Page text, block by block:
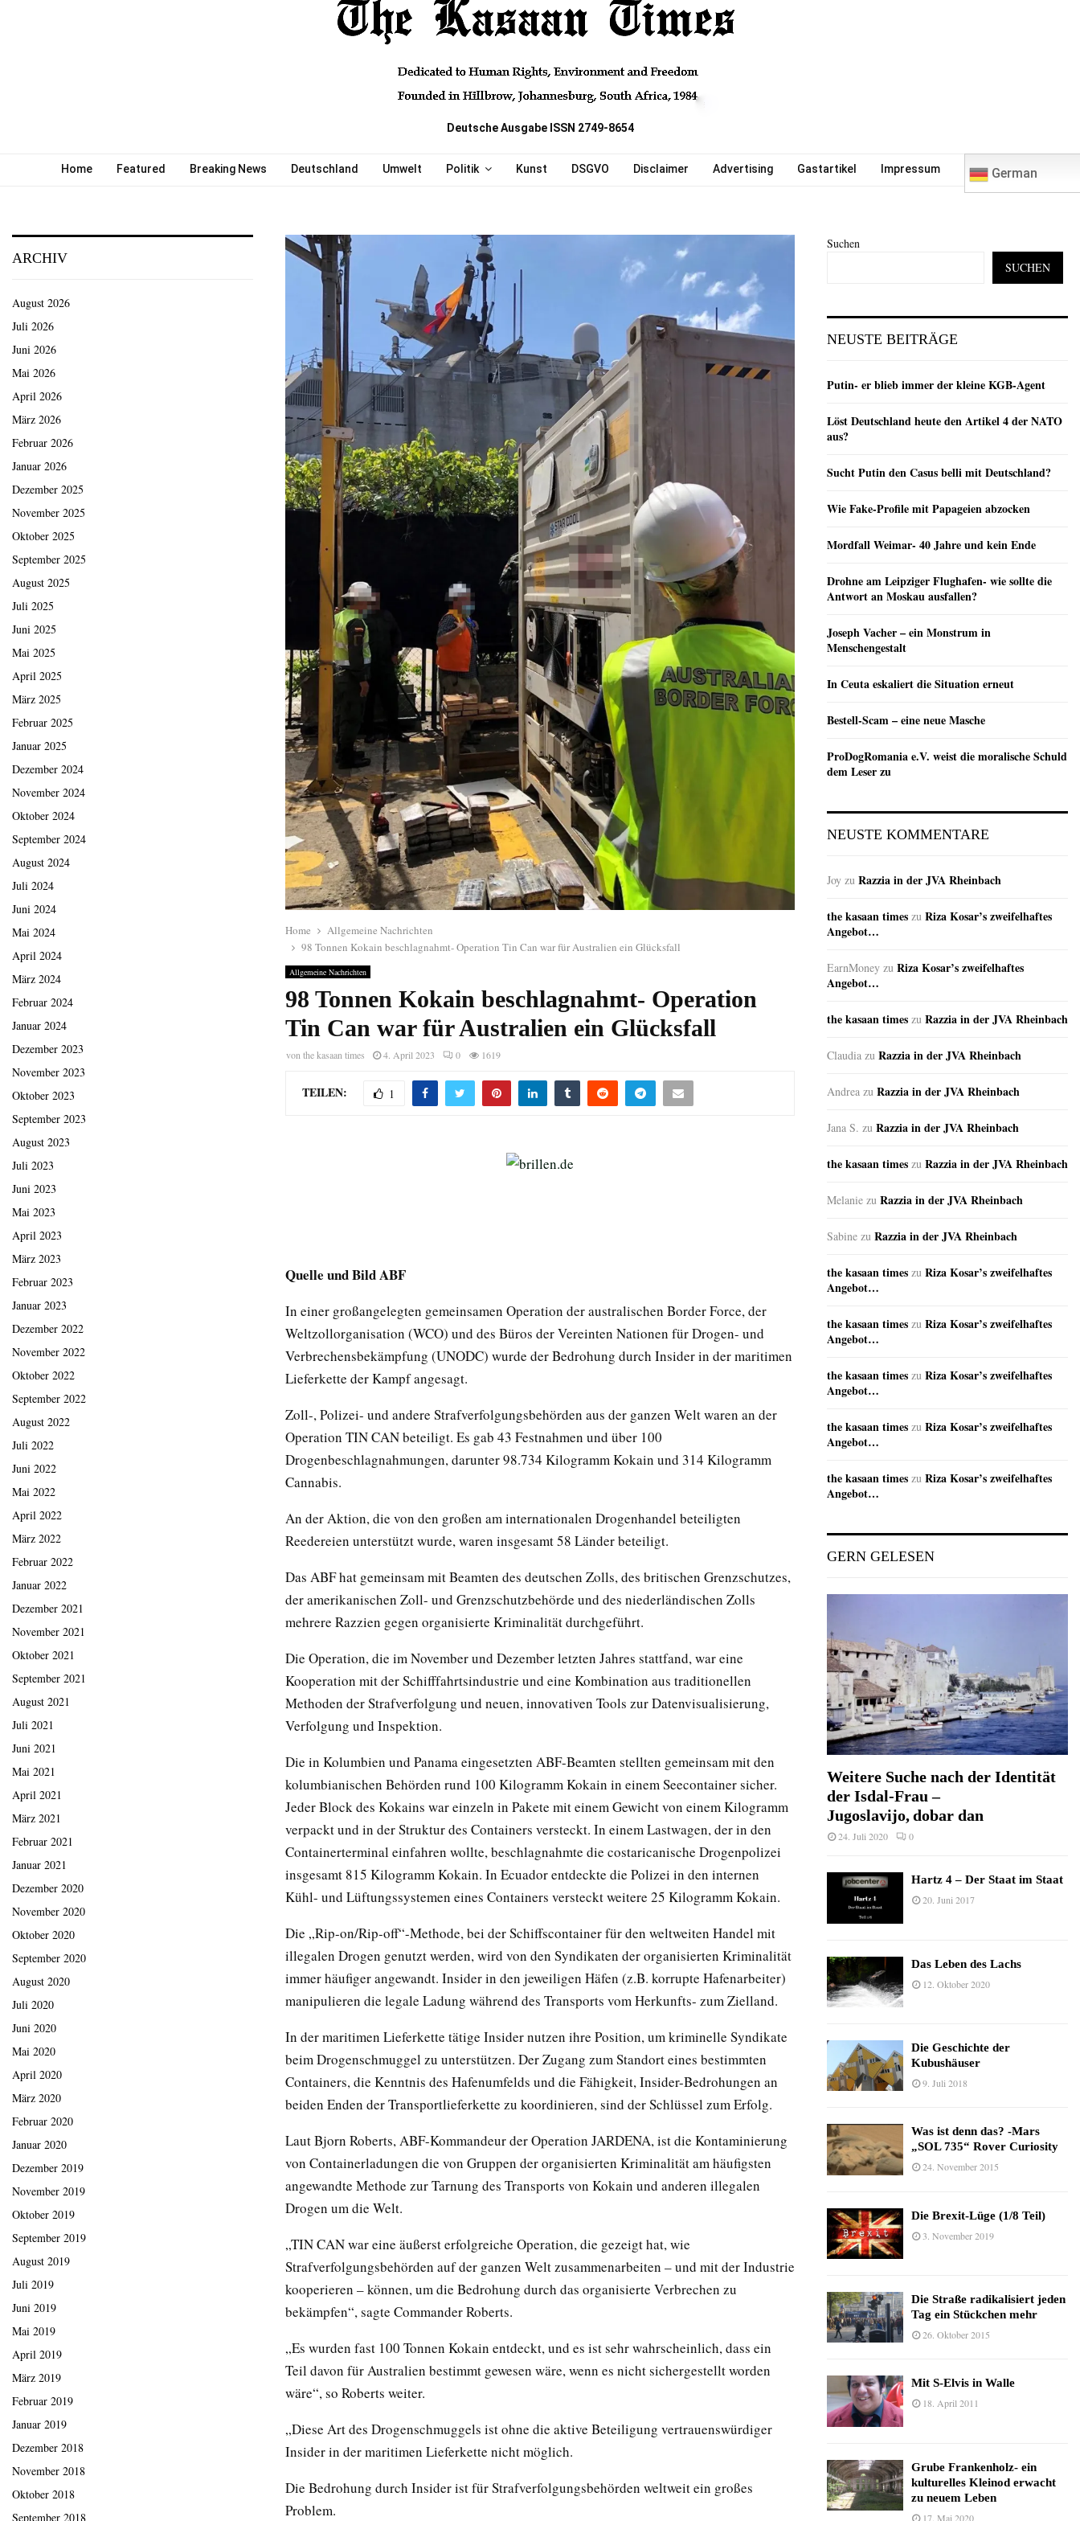
Deutsche Ausgabe ISSN 2749-8654
Home Featured Breaking News Deutschland Umwelt Politik Kunst DSGVO Disclaimer Advertising Gastartikel Impressum German
Home
Allgemeine Nachrichten
98 Tonnen Kokain beschlagnahmt- Operation Tin Can war für Australien ein Glücksfall
Allgemeine Nachrichten
98 Tonnen Kokain beschlagnahmt- Operation
Tin Can war für Australien ein Glücksfall
vonthe kasaan times 4. April 2023 0 1619
TEILEN: 1
Quelle und Bild ABF
In einer großangelegten gemeinsamen Operation der australischen Border Force, der
Weltzollorganisation (WCO) und des Büros der Vereinten Nationen für Drogen- und
Verbrechensbekämpfung (UNODC) wurde der Bedrohung durch Insider in der maritimen
Lieferkette der Kampf angesagt.
Zoll-, Polizei- und andere Strafverfolgungsbehörden aus der ganzen Welt waren an der
Operation TIN CAN beteiligt. Es gab 43 Festnahmen und über 100
Drogenbeschlagnahmungen, darunter 98.734 Kilogramm Kokain und 314 Kilogramm
Cannabis.
An der Aktion, die von den großen am internationalen Drogenhandel beteiligten
Reedereien unterstützt wurde, waren insgesamt 58 Länder beteiligt.
Das ABF hat gemeinsam mit Beamten des deutschen Zolls, des britischen Grenzschutzes,
der amerikanischen Zoll- und Grenzschutzbehörde und des niederländischen Zolls
mehrere Razzien gegen organisierte Kriminalität durchgeführt.
Die Operation, die im November und Dezember letzten Jahres stattfand, war eine
Kooperation mit der Schifffahrtsindustrie und eine Kombination aus traditionellen
Methoden der Strafverfolgung und neuen, innovativen Tools zur Datenvisualisierung,
Verfolgung und Inspektion.
Die in Kolumbien und Panama eingesetzten ABF-Beamten stellten gemeinsam mit den
kolumbianischen Behörden rund 100 Kilogramm Kokain in einem Seecontainer sicher.
Jeder Block des Kokains war einzeln in Pakete mit einem Gewicht von einem Kilogramm
verpackt und in der Struktur des Containers versteckt. In einem Lastwagen, der in den
Containerterminal einfahren wollte, beschlagnahmte die costaricanische Drogenpolizei
insgesamt 815 Kilogramm Kokain. In Ecuador entdeckte die Polizei in den internen
Kühl- und Lüftungssystemen eines Containers versteckt weitere 25 Kilogramm Kokain.
Die „Rip-on/Rip-off“-Methode, bei der Schiffscontainer für den weltweiten Handel mit
illegalen Drogen genutzt werden, wird von den Syndikaten der organisierten Kriminalität
immer häufiger angewandt. Insider in den jeweiligen Häfen (z.B. korrupte Hafenarbeiter)
manipulieren die legale Ladung während des Transports vom Herkunfts- zum Zielland.
In der maritimen Lieferkette tätige Insider nutzen ihre Position, um kriminelle Syndikate
beim Drogenschmuggel zu unterstützen. Der Zugang zum Standort eines bestimmten
Containers, die Kenntnis des Hafenumfelds und die Fähigkeit, Insider-Bedrohungen an
beiden Enden der Transportlieferkette zu koordinieren, sind der Schlüssel zum Erfolg.
Laut Bjorn Roberts, ABF-Kommandeur der Operation JARDENA, ist die Kontaminierung
von Containerladungen die von Gruppen der organisierten Kriminalität am häufigsten
angewandte Methode zur Tarnung des Transports von Kokain und anderen illegalen
Drogen um die Welt.
„TIN CAN war eine äußerst erfolgreiche Operation, die gezeigt hat, wie
Strafverfolgungsbehörden auf der ganzen Welt zusammenarbeiten – und mit der Industrie
kooperieren – können, um die Bedrohung durch das organisierte Verbrechen zu
bekämpfen“, sagte Commander Roberts.
„Es wurden fast 100 Tonnen Kokain entdeckt, und es ist sehr wahrscheinlich, dass ein
Teil davon für Australien bestimmt gewesen wäre, wenn es nicht sichergestellt worden
wäre“, so Roberts weiter.
„Diese Art des Drogenschmuggels ist ohne die aktive Beteiligung vertrauenswürdiger
Insider in der maritimen Lieferkette nicht möglich.
Die Bedrohung durch Insider ist für Strafverfolgungsbehörden weltweit ein großes
Problem.
ARCHIV
August 2026
Juli 2026
Juni 2026
Mai 2026
April 2026
März 2026
Februar 2026
Januar 2026
Dezember 2025
November 2025
Oktober 2025
September 2025
August 2025
Juli 2025
Juni 2025
Mai 2025
April 2025
März 2025
Februar 2025
Januar 2025
Dezember 2024
November 2024
Oktober 2024
September 2024
August 2024
Juli 2024
Juni 2024
Mai 2024
April 2024
März 2024
Februar 2024
Januar 2024
Dezember 2023
November 2023
Oktober 2023
September 2023
August 2023
Juli 2023
Juni 2023
Mai 2023
April 2023
März 2023
Februar 2023
Januar 2023
Dezember 2022
November 2022
Oktober 2022
September 2022
August 2022
Juli 2022
Juni 2022
Mai 2022
April 2022
März 2022
Februar 2022
Januar 2022
Dezember 2021
November 2021
Oktober 2021
September 2021
August 2021
Juli 2021
Juni 2021
Mai 2021
April 2021
März 2021
Februar 2021
Januar 2021
Dezember 2020
November 2020
Oktober 2020
September 2020
August 2020
Juli 2020
Juni 2020
Mai 2020
April 2020
März 2020
Februar 2020
Januar 2020
Dezember 2019
November 2019
Oktober 2019
September 2019
August 2019
Juli 2019
Juni 2019
Mai 2019
April 2019
März 2019
Februar 2019
Januar 2019
Dezember 2018
November 2018
Oktober 2018
September 2018
Suchen
SUCHEN
NEUSTE BEITRÄGE
Putin- er blieb immer der kleine KGB-Agent
Löst Deutschland heute den Artikel 4 der NATO
aus?
Sucht Putin den Casus belli mit Deutschland?
Wie Fake-Profile mit Papageien abzocken
Mordfall Weimar- 40 Jahre und kein Ende
Drohne am Leipziger Flughafen- wie sollte die
Antwort an Moskau ausfallen?
Joseph Vacher – ein Monstrum in
Menschengestalt
In Ceuta eskaliert die Situation erneut
Bestell-Scam – eine neue Masche
ProDogRomania e.V. weist die moralische Schuld
dem Leser zu
NEUSTE KOMMENTARE
Joy zu Razzia in der JVA Rheinbach
the kasaan times zu Riza Kosar’s zweifelhaftes
Angebot…
EarnMoney zu Riza Kosar’s zweifelhaftes
Angebot…
the kasaan times zu Razzia in der JVA Rheinbach
Claudia zu Razzia in der JVA Rheinbach
Andrea zu Razzia in der JVA Rheinbach
Jana S. zu Razzia in der JVA Rheinbach
the kasaan times zu Razzia in der JVA Rheinbach
Melanie zu Razzia in der JVA Rheinbach
Sabine zu Razzia in der JVA Rheinbach
the kasaan times zu Riza Kosar’s zweifelhaftes
Angebot…
the kasaan times zu Riza Kosar’s zweifelhaftes
Angebot…
the kasaan times zu Riza Kosar’s zweifelhaftes
Angebot…
the kasaan times zu Riza Kosar’s zweifelhaftes
Angebot…
the kasaan times zu Riza Kosar’s zweifelhaftes
Angebot…
GERN GELESEN
Weitere Suche nach der Identität
der Isdal-Frau –
Jugoslavijo, dobar dan
24. Juli 2020 0
Hartz 4 – Der Staat im Staat
20. Juni 2017
Das Leben des Lachs
12. Oktober 2020
Die Geschichte der
Kubushäuser
9. Juli 2018
Was ist denn das? -Mars
„SOL 735“ Rover Curiosity
24. November 2015
Die Brexit-Lüge (1/8 Teil)
3. November 2019
Die Straße radikalisiert jeden
Tag ein Stückchen mehr
26. Oktober 2015
Mit S-Elvis in Walle
18. April 2011
Grube Frankenholz- ein
kulturelles Kleinod erwacht
zu neuem Leben
17. Mai 2020